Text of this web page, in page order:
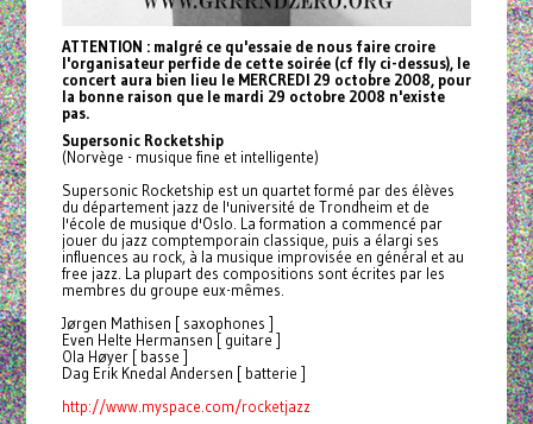
ATTENTION : malgré ce qu'essaie de nous faire croire
l'organisateur perfide de cette soirée (cf fly ci-dessus), le
concert aura bien lieu le MERCREDI 29 octobre 2008, pour
la bonne raison que le mardi 29 octobre 2008 n'existe
pas.
Supersonic Rocketship
(Norvège - musique fine et intelligente)
Supersonic Rocketship est un quartet formé par des élèves
du département jazz de l'université de Trondheim et de
l'école de musique d'Oslo. La formation a commencé par
jouer du jazz comptemporain classique, puis a élargi ses
influences au rock, à la musique improvisée en général et au
free jazz. La plupart des compositions sont écrites par les
membres du groupe eux-mêmes.
Jørgen Mathisen [ saxophones ]
Even Helte Hermansen [ guitare ]
Ola Høyer [ basse ]
Dag Erik Knedal Andersen [ batterie ]
http://www.myspace.com/rocketjazz